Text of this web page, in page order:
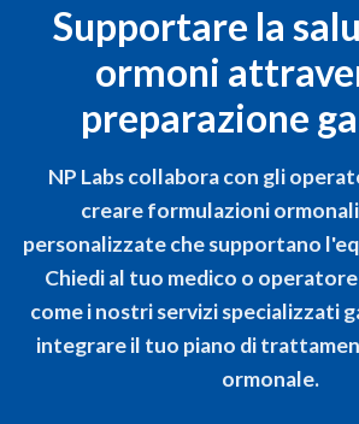
Supportare la
ormoni
preparazione
NP Labs collabora con gli
creare formulazioni
personalizzate che supportano
Chiedi al tuo medico o
come i nostri servizi specializzati
integrare il tuo piano di
ormonale.